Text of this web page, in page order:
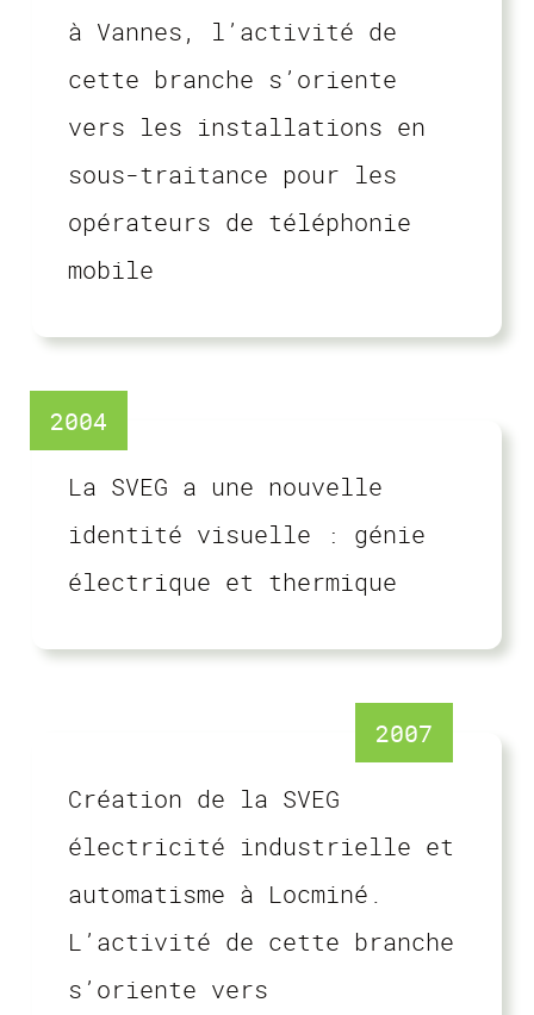
à Vannes, l’activité de
cette branche s’oriente
vers les installations en
sous-traitance pour les
opérateurs de téléphonie
mobile
2004
La SVEG a une nouvelle
identité visuelle : génie
électrique et thermique
2007
Création de la SVEG
électricité industrielle et
automatisme à Locminé.
L’activité de cette branche
s’oriente vers